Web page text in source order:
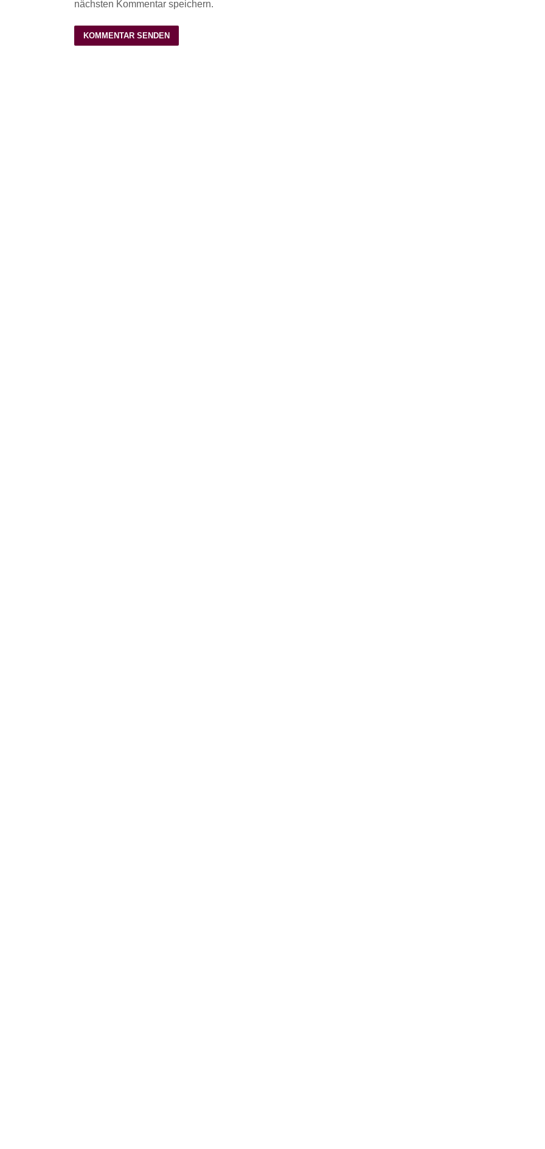
nächsten Kommentar speichern.